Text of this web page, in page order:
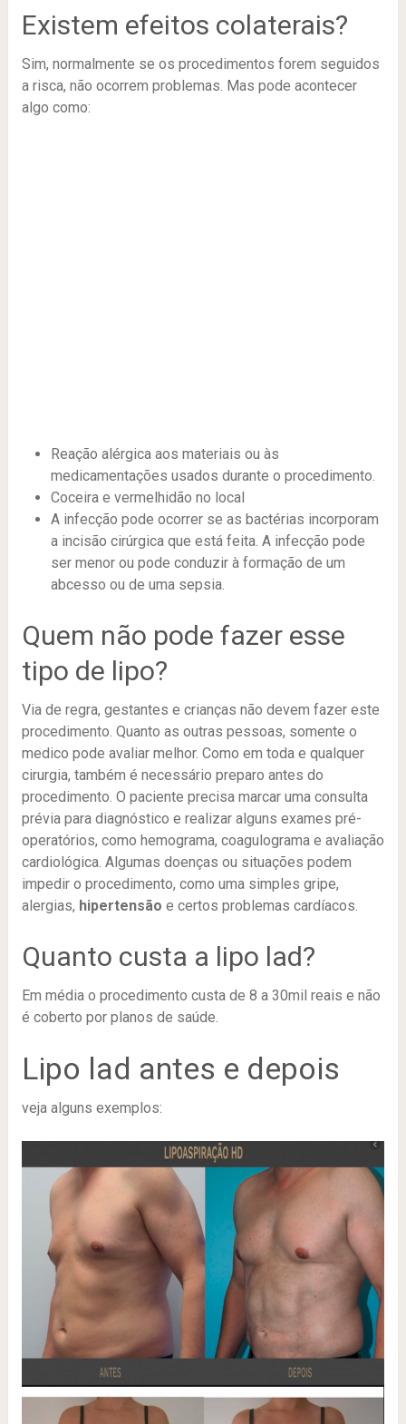
Existem efeitos colaterais?
Sim, normalmente se os procedimentos forem seguidos
a risca, não ocorrem problemas. Mas pode acontecer
algo como:
Reação alérgica aos materiais ou às
medicamentações usados durante o procedimento.
Coceira e vermelhidão no local
A infecção pode ocorrer se as bactérias incorporam
a incisão cirúrgica que está feita. A infecção pode
ser menor ou pode conduzir à formação de um
abcesso ou de uma sepsia.
Quem não pode fazer esse
tipo de lipo?
Via de regra, gestantes e crianças não devem fazer este
procedimento. Quanto as outras pessoas, somente o
medico pode avaliar melhor. Como em toda e qualquer
cirurgia, também é necessário preparo antes do
procedimento. O paciente precisa marcar uma consulta
prévia para diagnóstico e realizar alguns exames pré-
operatórios, como hemograma, coagulograma e avaliação
cardiológica. Algumas doenças ou situações podem
impedir o procedimento, como uma simples gripe,
alergias, hipertensão e certos problemas cardíacos.
Quanto custa a lipo lad?
Em média o procedimento custa de 8 a 30mil reais e não
é coberto por planos de saúde.
Lipo lad antes e depois
veja alguns exemplos: